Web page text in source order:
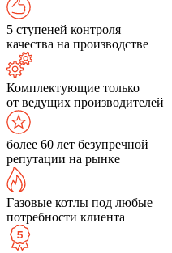
5 ступеней контроля
качества на производстве
Комплектующие только
от ведущих производителей
более 60 лет безупречной
репутации на рынке
Газовые котлы под любые
потребности клиента